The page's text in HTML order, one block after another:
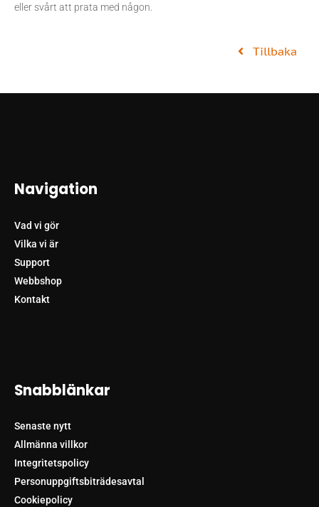
eller svårt att prata med någon.
Tillbaka
Navigation
Vad vi gör
Vilka vi är
Support
Webbshop
Kontakt
Snabblänkar
Senaste nytt
Allmänna villkor
Integritetspolicy
Personuppgiftsbiträdesavtal
Cookiepolicy